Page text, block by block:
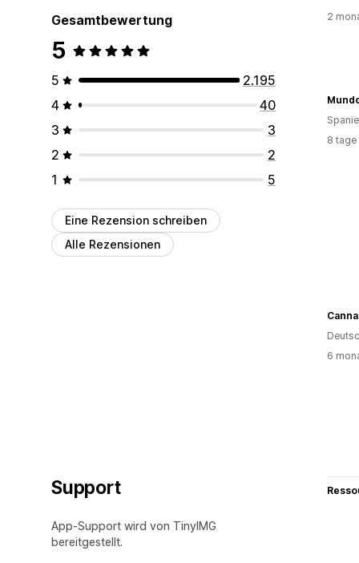
Gesamtbewertung
5
5
2.195
4
40
3
3
2
2
1
5
Eine Rezension schreiben
Alle Rezensionen
2
8
6
Support
App-Support wird von TinyIMG
bereitgestellt.